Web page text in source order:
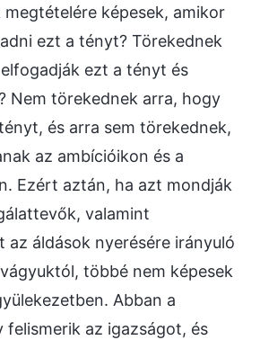
megtételére képesek, amikor
ezt a tényt? Törekednek
ezt a tényt és
Nem törekednek arra, hogy
és arra sem törekednek,
az ambícióikon és a
Ezért aztán, ha azt mondják
valamint
az áldások nyerésére irányuló
többé nem képesek
Abban a
felismerik az igazságot, és